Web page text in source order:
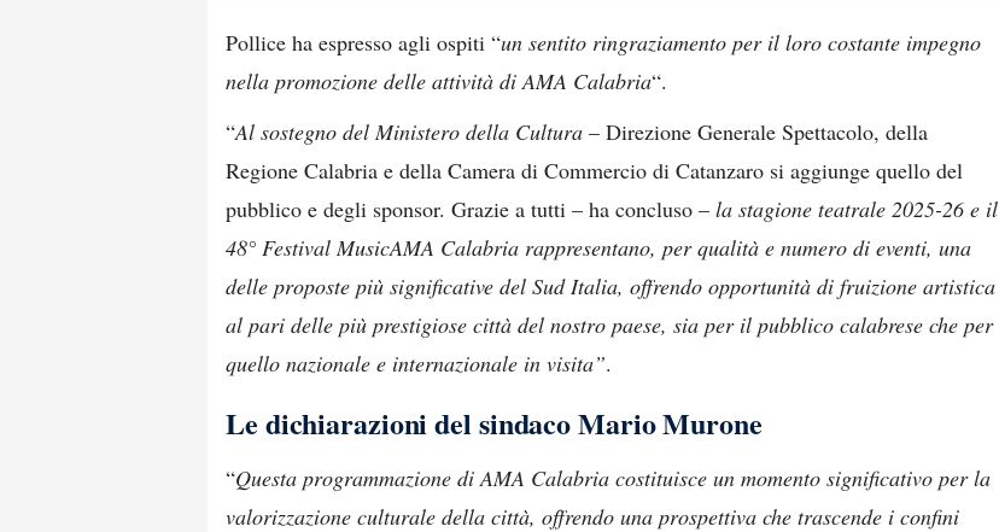
Pollice ha espresso agli ospiti “un sentito ringraziamento per il loro costante impegno
nella promozione delle attività di AMA Calabria“.
“Al sostegno del Ministero della Cultura – Direzione Generale Spettacolo, della
Regione Calabria e della Camera di Commercio di Catanzaro si aggiunge quello del
pubblico e degli sponsor. Grazie a tutti – ha concluso – la stagione teatrale 2025-26 e il
48° Festival MusicAMA Calabria rappresentano, per qualità e numero di eventi, una
delle proposte più significative del Sud Italia, offrendo opportunità di fruizione artistica
al pari delle più prestigiose città del nostro paese, sia per il pubblico calabrese che per
quello nazionale e internazionale in visita”.
Le dichiarazioni del sindaco Mario Murone
“Questa programmazione di AMA Calabria costituisce un momento significativo per la
valorizzazione culturale della città, offrendo una prospettiva che trascende i confini